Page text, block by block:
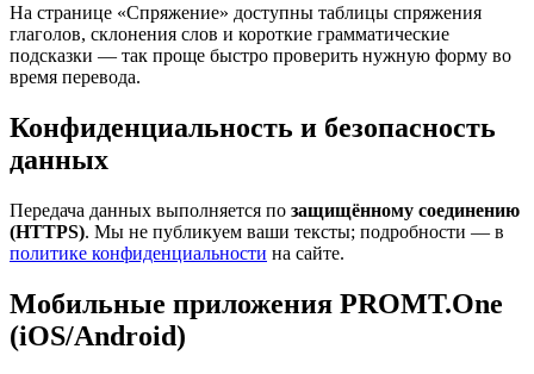
На странице «Спряжение» доступны таблицы спряжения
глаголов, склонения слов и короткие грамматические
подсказки — так проще быстро проверить нужную форму во
время перевода.
Конфиденциальность и безопасность
данных
Передача данных выполняется по защищённому соединению
(HTTPS). Мы не публикуем ваши тексты; подробности — в
политике конфиденциальности на сайте.
Мобильные приложения PROMT.One
(iOS/Android)